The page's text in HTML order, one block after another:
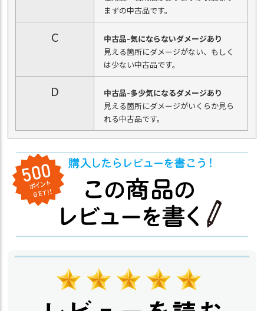
まずの中古品です。
C
中古品-気にならないダメージあり
見える箇所にダメージがない、もしく
は少ない中古品です。
D
中古品-多少気になるダメージあり
見える箇所にダメージがいくらか見ら
れる中古品です。